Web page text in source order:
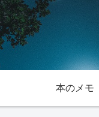
本のメモ